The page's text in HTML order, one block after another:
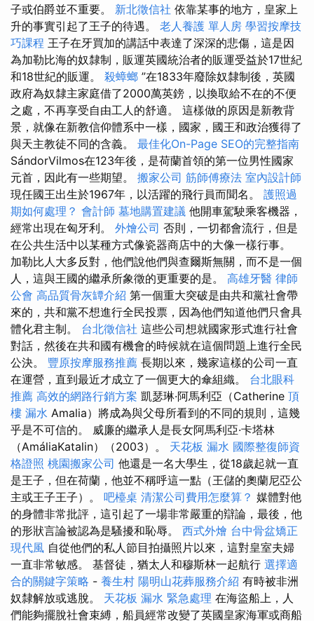
子或伯爵並不重要。 新北徵信社 依靠某事的地方，皇家上
升的事實引起了王子的待遇。 老人養護 單人房 學習按摩技
巧課程 王子在牙買加的講話中表達了深深的悲傷，這是因
為加勒比海的奴隸制，販運英國統治者的販運受益於17世紀
和18世紀的販運。 殺蟑螂 ”在1833年廢除奴隸制後，英國
政府為奴隸主家庭借了2000萬英鎊，以換取給不在的不便
之處，不再享受自由工人的舒適。 這樣做的原因是新教背
景，就像在新教信仰體系中一樣，國家，國王和政治獲得了
與天主教徒不同的含義。 最佳化On-Page SEO的完整指南
SándorVilmos在123年後，是荷蘭首領的第一位男性國家
元首，因此有一些期望。 搬家公司 筋師傅療法 室內設計師
現任國王出生於1967年，以活躍的飛行員而聞名。 護照過
期如何處理？ 會計師 墓地購置建議 他開車駕駛乘客機器，
經常出現在匈牙利。 外燴公司 否則，一切都會流行，但是
在公共生活中以某種方式像瓷器商店中的大像一樣行事。
加勒比人大多反對，他們說他們與查爾斯無關，而不是一個
人，這與王國的繼承所象徵的更重要的是。 高雄牙醫 律師
公會 高品質骨灰罈介紹 第一個重大突破是由共和黨社會帶
來的，共和黨不想進行全民投票，因為他們知道他們只會具
體化君主制。 台北徵信社 這些公司想就國家形式進行社會
對話，然後在共和國有機會的時候就在這個問題上進行全民
公決。 豐原按摩服務推薦 長期以來，幾家這樣的公司一直
在運營，直到最近才成立了一個更大的傘組織。 台北眼科
推薦 高效的網路行銷方案 凱瑟琳·阿馬利亞（Catherine 頂
樓 漏水 Amalia）將成為與父母所看到的不同的規則，這幾
乎是不可信的。 威廉的繼承人是長女阿馬利亞·卡塔林
（AmáliaKatalin）（2003）。 天花板 漏水 國際整復師資
格證照 桃園搬家公司 他還是一名大學生，從18歲起就一直
是王子，但在荷蘭，他並不稱呼這一點（王儲的奧蘭尼亞公
主或王子王子）。 吧檯桌 清潔公司費用怎麼算？ 媒體對他
的身體非常批評，這引起了一場非常嚴重的辯論，最後，他
的形狀言論被認為是騷擾和恥辱。 西式外燴 台中骨盆矯正
現代風 自從他們的私人節目拍攝照片以來，這對皇室夫婦
一直非常敏感。 基督徒，猶太人和穆斯林一起航行 選擇適
合的關鍵字策略 - 養生村 陽明山花葬服務介紹 有時被非洲
奴隸解放或逃脫。 天花板 漏水 緊急處理 在海盜船上，人
們能夠擺脫社會束縛，船員經常改變了英國皇家海軍或商船